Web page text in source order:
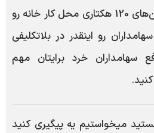
هست که چرا تکلیف زمین‌های 120 هکتاری محل کار خانه رو
رو اینقدر در بلاتکلیفی
سهامداران خرد برایتان مهم
میخواستیم یه پیگیری کنید